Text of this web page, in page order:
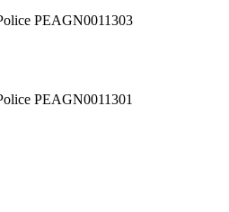
PEAGN0011303
PEAGN0011301